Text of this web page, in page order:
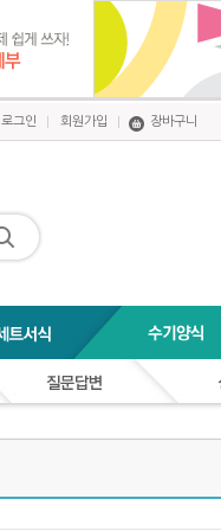
로그인 회원가입 장바구니